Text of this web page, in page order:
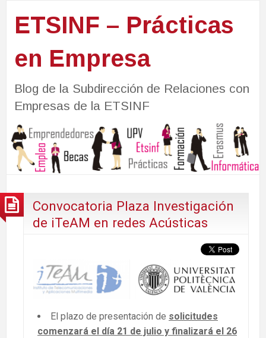
ETSINF – Prácticas
en Empresa
Blog de la Subdirección de Relaciones con
Empresas de la ETSINF
Convocatoria Plaza Investigación
de iTeAM en redes Acústicas
El plazo de presentación de solicitudes
comenzará el día 21 de julio y finalizará el 26